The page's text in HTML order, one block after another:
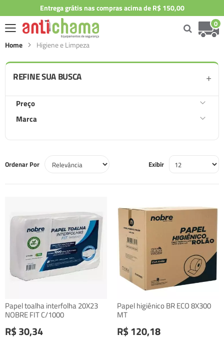
Entrega grátis nas compras acima de R$ 150,00
0
Home Higiene e Limpeza
Exibir
Ordenar Por
Papel toalha interfolha 20X23
NOBRE FIT C/1000
R$ 30,34
Papel higiênico BR ECO 8X300
MT
R$ 120,18
REFINE SUA BUSCA
Preço
Marca